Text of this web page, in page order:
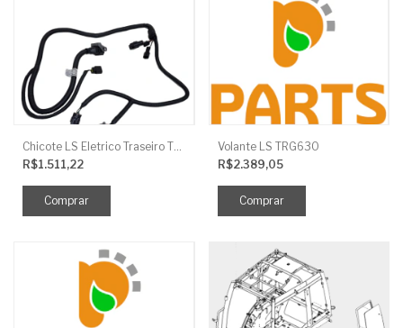
R$1.511,22
Volante LS TRG630
R$2.389,05